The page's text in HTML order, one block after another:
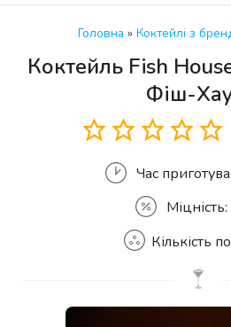
Головна » Коктейлі з
Коктейль Fish
Фіш-
Час
Міцність:
Кількість